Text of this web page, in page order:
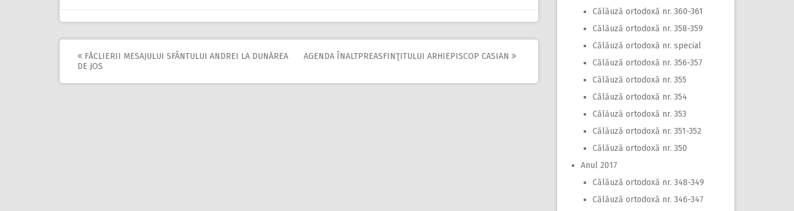
Post
navigation
FĂCLIERII MESAJULUI SFÂNTULUI ANDREI LA DUNĂREA
DE JOS
AGENDA ÎNALTPREASFINŢITULUI ARHIEPISCOP CASIAN
Călăuză ortodoxă nr. 360-361
Călăuză ortodoxă nr. 358-359
Călăuză ortodoxă nr. special
Călăuză ortodoxă nr. 356-357
Călăuză ortodoxă nr. 355
Călăuză ortodoxă nr. 354
Călăuză ortodoxă nr. 353
Călăuză ortodoxă nr. 351-352
Călăuză ortodoxă nr. 350
Anul 2017
Călăuză ortodoxă nr. 348-349
Călăuză ortodoxă nr. 346-347